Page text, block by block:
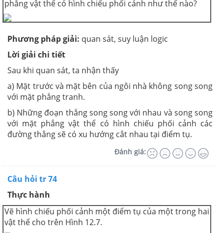
phẳng vật thể có hình chiếu phối cảnh như thế nào?
Phương pháp giải: quan sát, suy luận logic
Lời giải chi tiết
Sau khi quan sát, ta nhận thấy
a) Mặt trước và mặt bên của ngôi nhà không song song
với mặt phẳng tranh.
b) Những đoạn thẳng song song với nhau và song song
với mặt phẳng vật thể có hình chiếu phối cảnh các
đường thẳng sẽ có xu hướng cắt nhau tại điểm tụ.
Đánh giá:
Câu hỏi tr 74
Thực hành
Vẽ hình chiếu phối cảnh một điểm tụ của một trong hai
vật thể cho trên Hình 12.7.